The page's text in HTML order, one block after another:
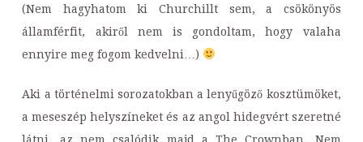
(Nem hagyhatom ki Churchillt sem, a csökönyös
államférfit, akiről nem is gondoltam, hogy valaha
ennyire meg fogom kedvelni…)
Aki a történelmi sorozatokban a lenyűgöző kosztümöket,
a meseszép helyszíneket és az angol hidegvért szeretné
látni, az nem csalódik majd a The Crownban. Nem